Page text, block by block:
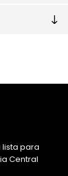
para
Central